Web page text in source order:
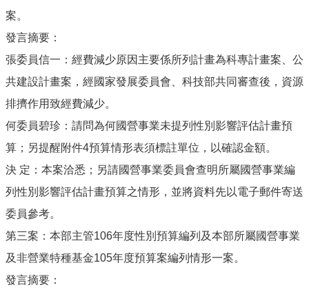
案。
發言摘要：
張委員信一：經費減少原因主要係所列計畫為科專計畫案、公
共建設計畫案，經國家發展委員會、科技部共同審查後，資源
排擠作用致經費減少。
何委員碧珍：請問為何國營事業未提列性別影響評估計畫預
算；另提醒附件4預算情形表須標註單位，以確認金額。
決 定：本案洽悉；另請國營事業委員會查明所屬國營事業編
列性別影響評估計畫預算之情形，並將資料先以電子郵件寄送
委員參考。
第三案：本部主管106年度性別預算編列及本部所屬國營事業
及非營業特種基金105年度預算案編列情形一案。
發言摘要：